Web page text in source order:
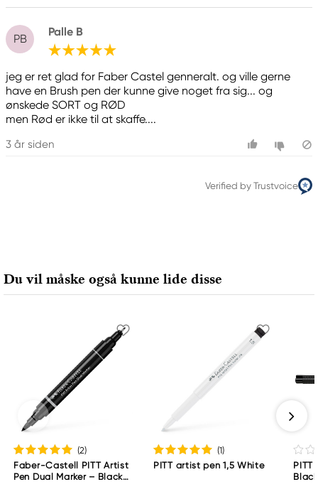
PB
Palle B
jeg er ret glad for Faber Castel genneralt. og ville gerne
have en Brush pen der kunne give noget fra sig... og
ønskede SORT og RØD
men Rød er ikke til at skaffe....
3 år siden
Verified by Trustvoice
Du vil måske også kunne lide disse
(2)
Faber-Castell PITT Artist
Pen Dual Marker – Black
(1)
PITT artist pen 1,5 White
PITT
Black